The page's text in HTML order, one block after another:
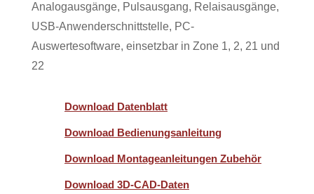
Analogausgänge, Pulsausgang, Relaisausgänge,
USB-Anwenderschnittstelle, PC-
Auswertesoftware, einsetzbar in Zone 1, 2, 21 und
22
Download Datenblatt
Download Bedienungsanleitung
Download Montageanleitungen Zubehör
Download 3D-CAD-Daten